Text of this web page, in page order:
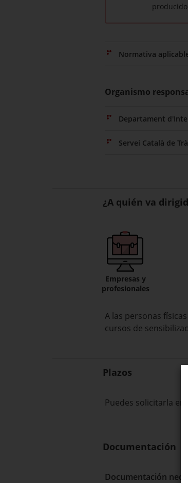
Normativa
Organismo
Departament
Servei Català de
¿A quién va
Empresas y
profesionales
A las personas
cursos de
Plazos
Puedes solicitarla
Documentación
Documentación